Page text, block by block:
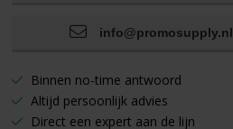
info@promosupply.nl
Binnen no-time antwoord
Altijd persoonlijk advies
Direct een expert aan de lijn